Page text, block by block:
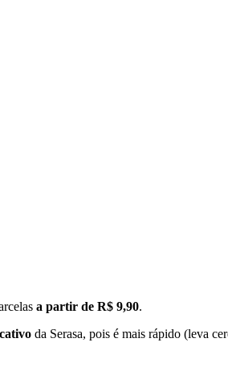
a partir de R$ 9,90.
da Serasa, pois é mais rápido (leva